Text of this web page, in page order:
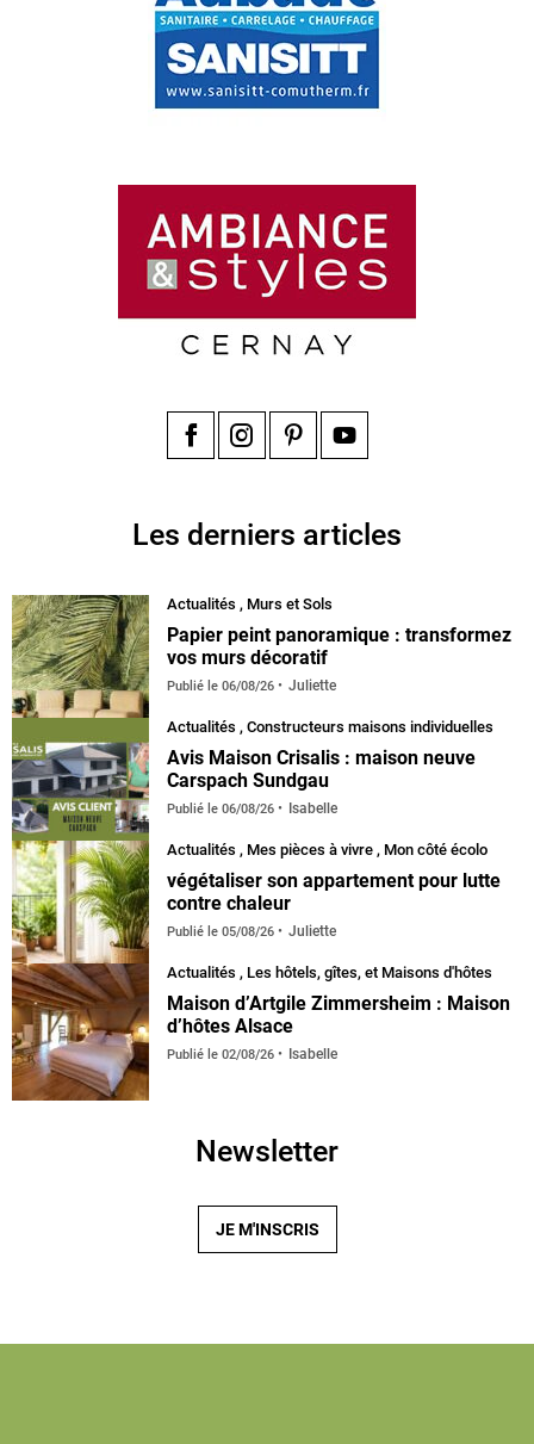
Les derniers articles
Actualités , Murs et Sols
Papier peint panoramique : transformez
vos murs décoratif
Publié le 06/08/26 Juliette
Actualités , Constructeurs maisons individuelles
Avis Maison Crisalis : maison neuve
Carspach Sundgau
Publié le 06/08/26 Isabelle
Actualités , Mes pièces à vivre , Mon côté écolo
végétaliser son appartement pour lutte
contre chaleur
Publié le 05/08/26 Juliette
Actualités , Les hôtels, gîtes, et Maisons d'hôtes
Maison d’Artgile Zimmersheim : Maison
d’hôtes Alsace
Publié le 02/08/26 Isabelle
Newsletter
JE M'INSCRIS